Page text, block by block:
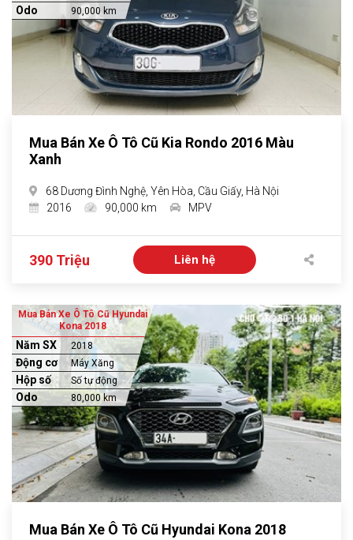
Odo 90,000 km
Mua Bán Xe Ô Tô Cũ Kia Rondo 2016 Màu
Xanh
68 Dương Đình Nghệ, Yên Hòa, Cầu Giấy, Hà Nội
2016
90,000 km MPV
390 Triệu Liên hệ
Mua Bán Xe Ô Tô Cũ Hyundai
Kona 2018
Năm SX 2018
Động cơ Máy Xăng
Hộp số Số tự động
Odo 80,000 km
Mua Bán Xe Ô Tô Cũ Hyundai Kona 2018